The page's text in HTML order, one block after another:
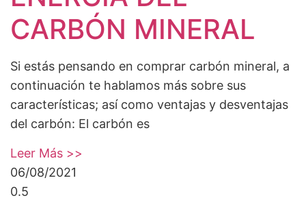
CARBÓN MINERAL
Si estás pensando en comprar carbón mineral, a
continuación te hablamos más sobre sus
características; así como ventajas y desventajas
del carbón: El carbón es
Leer Más >>
06/08/2021